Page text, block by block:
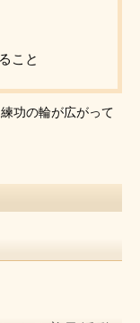
こと
功の輪が広がって